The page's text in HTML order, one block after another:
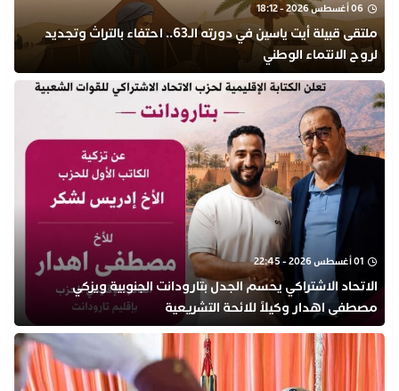
06 أغسطس 2026 - 18:12
ملتقى قبيلة أيت ياسين في دورته الـ63.. احتفاء بالتراث وتجديد
لروح الانتماء الوطني
01 أغسطس 2026 - 22:45
الاتحاد الاشتراكي يحسم الجدل بتارودانت الجنوبية ويزكي
مصطفى اهدار وكيلاً للائحة التشريعية